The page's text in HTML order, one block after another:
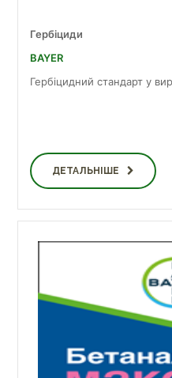
Гербіциди
BAYER
Гербіцидний стандарт у
ДЕТАЛЬНІШЕ